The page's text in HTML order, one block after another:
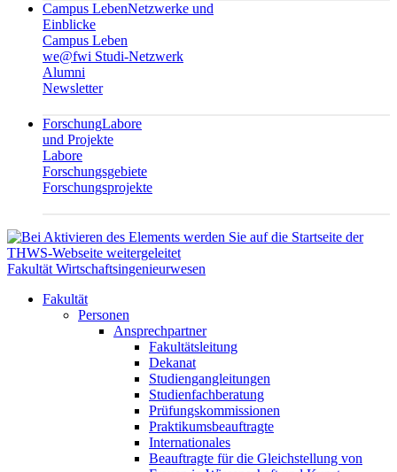
Campus LebenNetzwerke und
Einblicke
Campus Leben
we@fwi Studi-Netzwerk
Alumni
Newsletter
ForschungLabore
und Projekte
Labore
Forschungsgebiete
Forschungsprojekte
Fakultät Wirtschaftsingenieurwesen
Fakultät
Personen
Ansprechpartner
Fakultätsleitung
Dekanat
Studiengangleitungen
Studienfachberatung
Prüfungskommissionen
Praktikumsbeauftragte
Internationales
Beauftragte für die Gleichstellung von